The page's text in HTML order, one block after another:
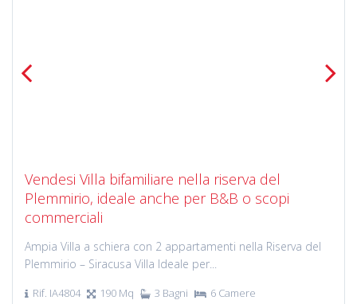
Vendesi Villa bifamiliare nella riserva del
Plemmirio, ideale anche per B&B o scopi
commerciali
Ampia Villa a schiera con 2 appartamenti nella Riserva del
Plemmirio – Siracusa Villa Ideale per...
Rif. IA4804 190 Mq 3 Bagni 6 Camere